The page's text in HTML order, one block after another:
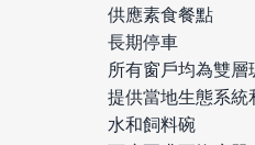
供應素食餐點
長期停車
所有窗戶均為雙層
提供當地生態系統
水和飼料碗